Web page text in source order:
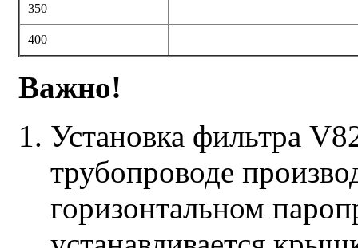
350
400
Важно!
Установка фильтра
трубопроводе
горизонтальном